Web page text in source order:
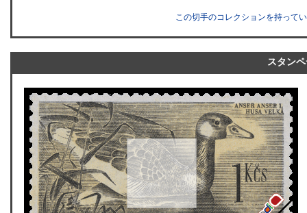
この切手のコレクションを持って
スタン